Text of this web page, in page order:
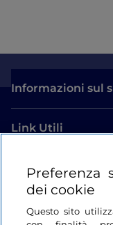
Informazioni sul
Link Utili
Login
Restiamo in contatto
Preferenza
dei cookie
Questo sito